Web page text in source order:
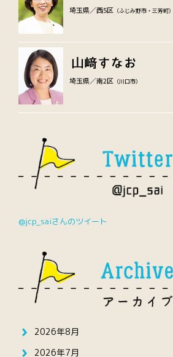
埼玉県／西5区 （ふじみ野市・三芳町）
埼玉県／南2区 （川口市）
@jcp_saiさんのツイート
2026年8月
2026年7月